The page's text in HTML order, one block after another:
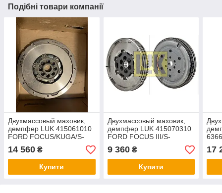
Подібні товари компанії
Двухмассовый маховик,
демпфер LUK 415061010
FORD FOCUS/KUGA/S-
MAX/MONDEO 2,0 TDCI
11-
14 560 ₴
Купити
Двухмассовый маховик,
демпфер LUK 415070310
FORD FOCUS III/S-
MAX/MONDEO 2,0
ECOBOOST 10-
9 360₴
Купити
1,6
17